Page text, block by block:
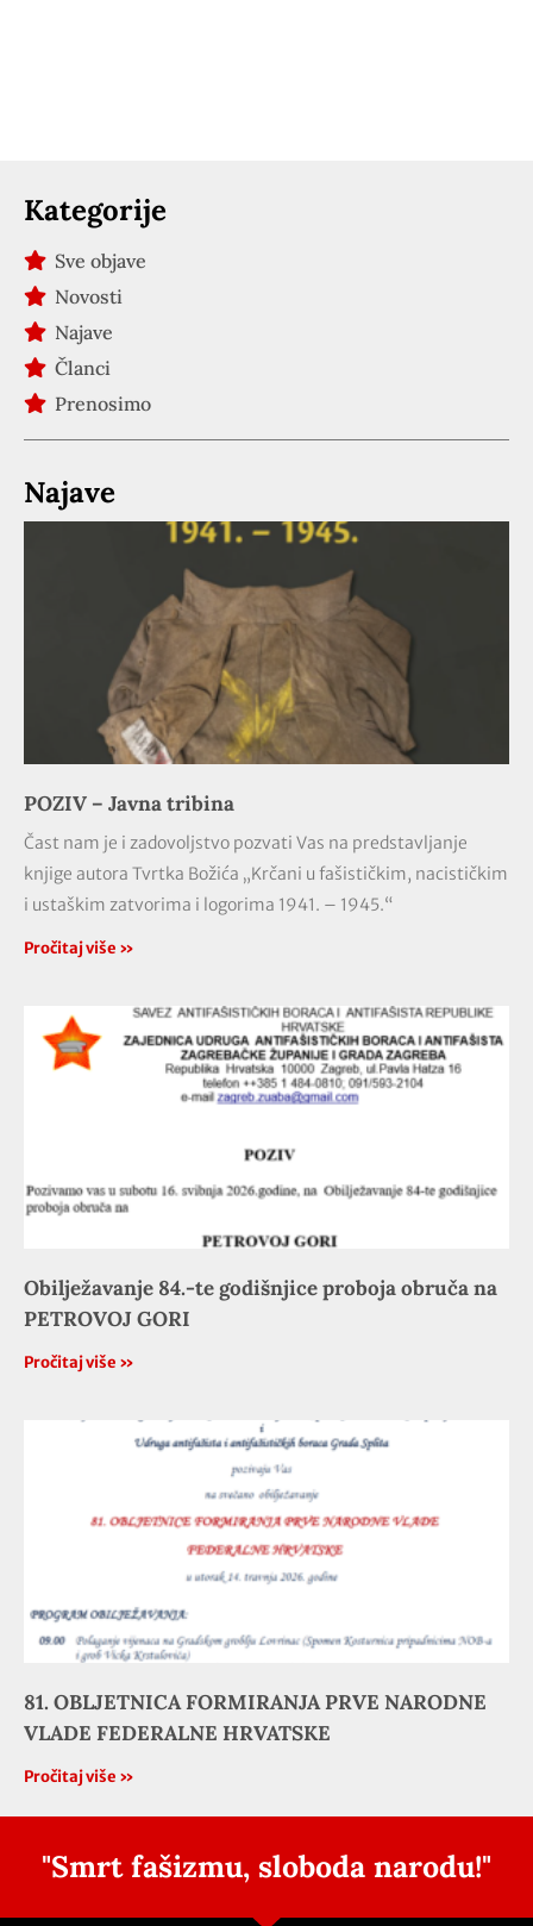
Kategorije
Sve objave
Novosti
Najave
Članci
Prenosimo
Najave
POZIV – Javna tribina
Čast nam je i zadovoljstvo pozvati Vas na predstavljanje
knjige autora Tvrtka Božića „Krčani u fašističkim, nacističkim
i ustaškim zatvorima i logorima 1941. – 1945.“
Pročitaj više »
Obilježavanje 84.-te godišnjice proboja obruča na
PETROVOJ GORI
Pročitaj više »
81. OBLJETNICA FORMIRANJA PRVE NARODNE
VLADE FEDERALNE HRVATSKE
Pročitaj više »
"Smrt fašizmu, sloboda narodu!"